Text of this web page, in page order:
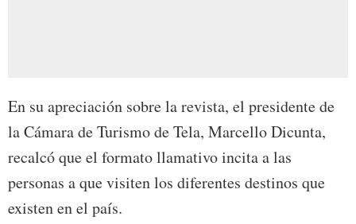
En su apreciación sobre la revista, el presidente de
la Cámara de Turismo de Tela, Marcello Dicunta,
recalcó que el formato llamativo incita a las
personas a que visiten los diferentes destinos que
existen en el país.